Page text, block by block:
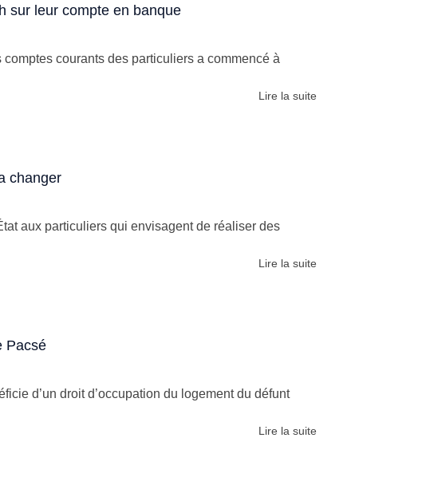
sur leur compte en banque
courants des particuliers a commencé à
Lire la suite
changer
aux particuliers qui envisagent de réaliser des
Lire la suite
Pacsé
d’un droit d’occupation du logement du défunt
Lire la suite